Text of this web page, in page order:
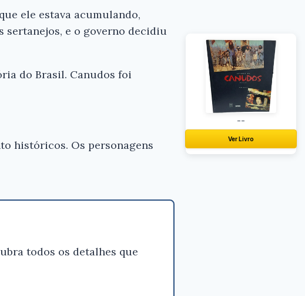
ele estava acumulando,
sertanejos, e o governo decidiu
do Brasil. Canudos foi
históricos. Os personagens
todos os detalhes que
×
livro é bom
--
Ver Livro